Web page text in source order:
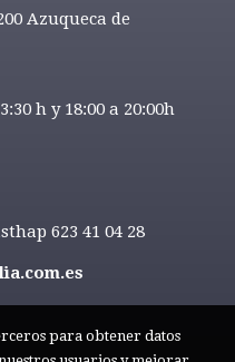
Azuqueca de
h y 18:00 a 20:00h
623 41 04 28
para obtener datos